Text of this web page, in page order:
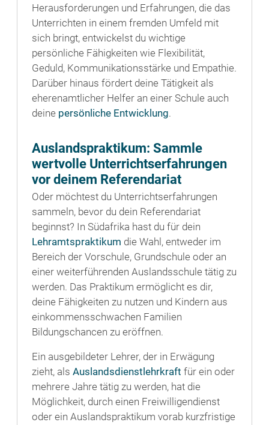
Herausforderungen und Erfahrungen, die das
Unterrichten in einem fremden Umfeld mit
sich bringt, entwickelst du wichtige
persönliche Fähigkeiten wie Flexibilität,
Geduld, Kommunikationsstärke und Empathie.
Darüber hinaus fördert deine Tätigkeit als
eherenamtlicher Helfer an einer Schule auch
deine persönliche Entwicklung.
Auslandspraktikum: Sammle
wertvolle Unterrichtserfahrungen
vor deinem Referendariat
Oder möchtest du Unterrichtserfahrungen
sammeln, bevor du dein Referendariat
beginnst? In Südafrika hast du für dein
Lehramtspraktikum die Wahl, entweder im
Bereich der Vorschule, Grundschule oder an
einer weiterführenden Auslandsschule tätig zu
werden. Das Praktikum ermöglicht es dir,
deine Fähigkeiten zu nutzen und Kindern aus
einkommensschwachen Familien
Bildungschancen zu eröffnen.
Ein ausgebildeter Lehrer, der in Erwägung
zieht, als Auslandsdienstlehrkraft für ein oder
mehrere Jahre tätig zu werden, hat die
Möglichkeit, durch einen Freiwilligendienst
oder ein Auslandspraktikum vorab kurzfristige